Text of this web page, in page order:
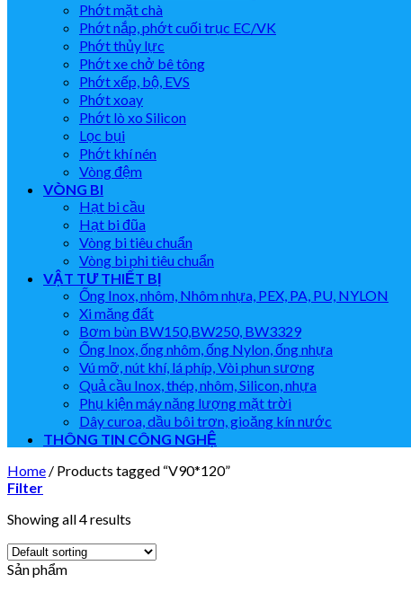
Phớt mặt chà
Phớt nắp, phớt cuối trục EC/VK
Phớt thủy lực
Phớt xe chở bê tông
Phớt xếp, bộ, EVS
Phớt xoay
Phớt lò xo Silicon
Lọc bụi
Phớt khí nén
Vòng đệm
VÒNG BI
Hạt bi cầu
Hạt bi đũa
Vòng bi tiêu chuẩn
Vòng bi phi tiêu chuẩn
VẬT TƯ THIẾT BỊ
Ống Inox, nhôm, Nhôm nhựa, PEX, PA, PU, NYLON
Xi măng đất
Bơm bùn BW150,BW250, BW3329
Ống Inox, ống nhôm, ống Nylon, ống nhựa
Vú mỡ, nút khí, lá phíp, Vòi phun sương
Quả cầu Inox, thép, nhôm, Silicon, nhựa
Phụ kiện máy năng lượng mặt trời
Dây curoa, dầu bôi trơn, gioăng kín nước
THÔNG TIN CÔNG NGHỆ
Home / Products tagged “V90*120”
Filter
Showing all 4 results
Sản phẩm